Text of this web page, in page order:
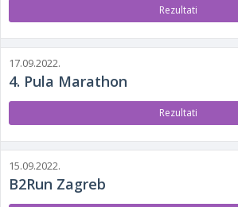
Rezultati
17.09.2022.
4. Pula Marathon
Rezultati
15.09.2022.
B2Run Zagreb